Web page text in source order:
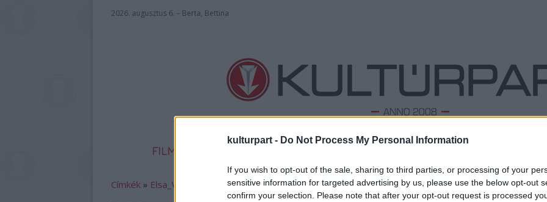
kulturpart - Do Not Process My Personal Information
If you wish to opt-out of the sale, sharing to third parties, or processing of your
sensitive information for targeted advertising by us, please use the below opt-out
confirm your selection. Please note that after your opt-out request is processed
2026. augusztus 6. – Berta, Bettina
FILM
Címkék » Elsa_Valle